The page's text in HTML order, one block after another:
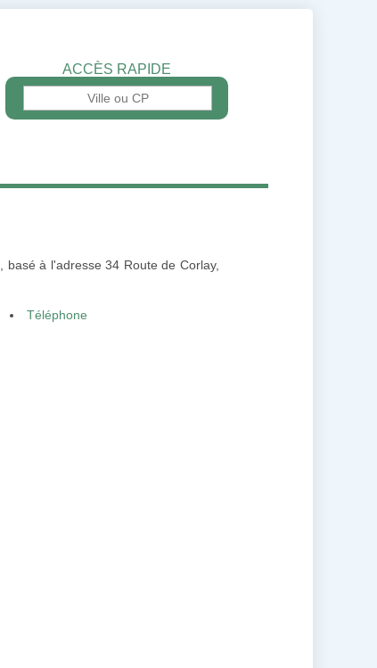
ACCÈS RAPIDE
, basé à l'adresse 34 Route de Corlay,
Téléphone